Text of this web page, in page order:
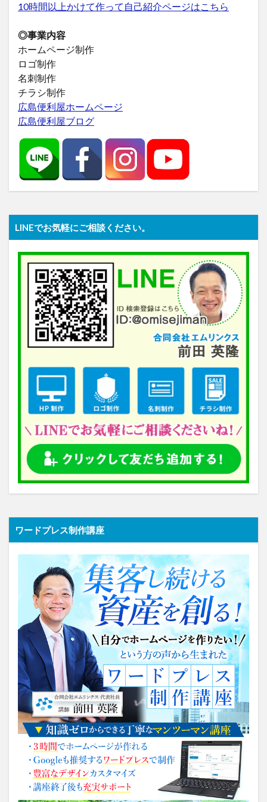
10時間以上かけて作って自己紹介ページはこちら
◎事業内容
ホームページ制作
ロゴ制作
名刺制作
チラシ制作
広島便利屋ホームページ
広島便利屋ブログ
LINEでお気軽にご相談ください。
ワードプレス制作講座